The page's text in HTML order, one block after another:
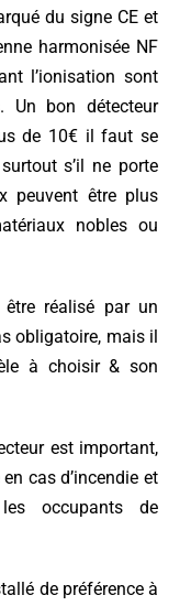
du signe CE et
harmonisée NF
l’ionisation sont
Un bon détecteur
de 10€ il faut se
s’il ne porte
peuvent être plus
nobles ou
être réalisé par un
obligatoire, mais il
à choisir & son
est important,
cas d’incendie et
occupants de
de préférence à